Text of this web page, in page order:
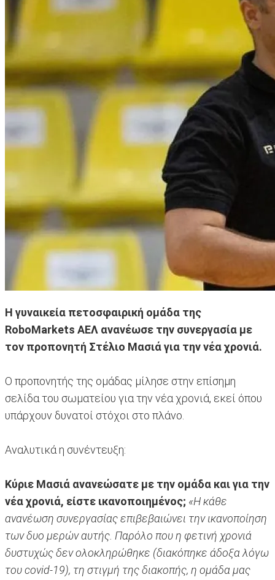
Η γυναικεία πετοσφαιρική ομάδα της
RoboMarkets ΑΕΛ ανανέωσε την συνεργασία με
τον προπονητή Στέλιο Μασιά για την νέα χρονιά.
Ο προπονητής της ομάδας μίλησε στην επίσημη
σελίδα του σωματείου για την νέα χρονιά, εκεί όπου
υπάρχουν δυνατοί στόχοι στο πλάνο.
Αναλυτικά η συνέντευξη:
Κύριε Μασιά ανανεώσατε με την ομάδα και για την
νέα χρονιά, είστε ικανοποιημένος; «Η κάθε
ανανέωση συνεργασίας επιβεβαιώνει την ικανοποίηση
των δυο μερών αυτής. Παρόλο που η φετινή χρονιά
δυστυχώς δεν ολοκληρώθηκε (διακόπηκε άδοξα λόγω
του covid-19), τη στιγμή της διακοπής, η ομάδα μας